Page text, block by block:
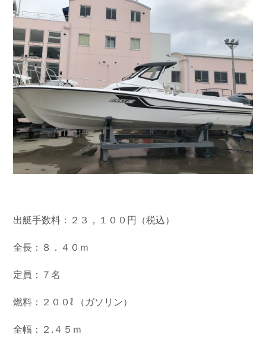
出艇手数料：２３，１００円（税込）
全長：８．４０ｍ
定員：７名
燃料：２００ℓ （ガソリン）
全幅：２.４５ｍ